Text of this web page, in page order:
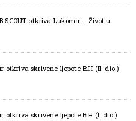
SCOUT otkriva Lukomir – Život u
otkriva skrivene ljepote BiH (II. dio.)
otkriva skrivene ljepote BiH (I. dio.)